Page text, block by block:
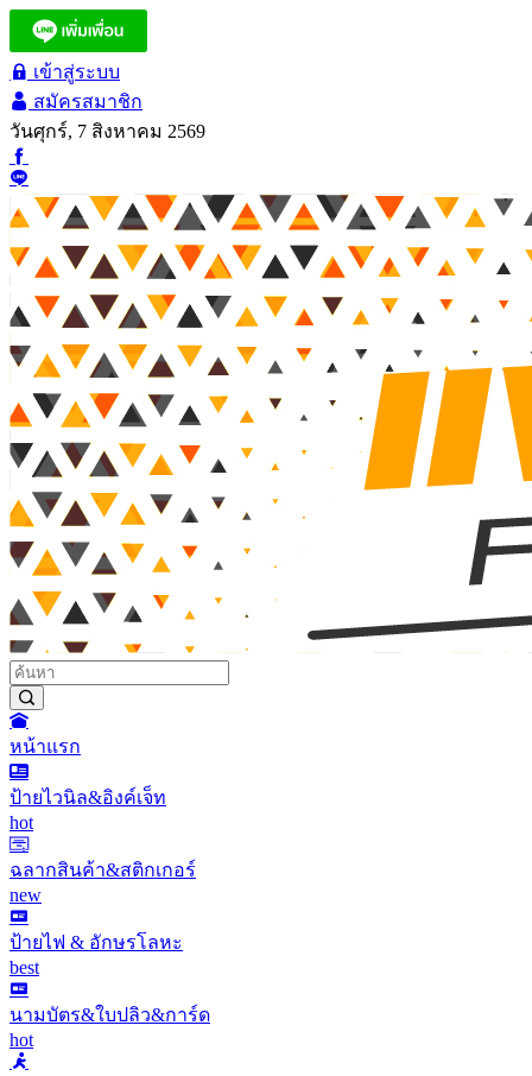
เข้าสู่ระบบ
สมัครสมาชิก
วันศุกร์, 7 สิงหาคม 2569
หน้าแรก
ป้ายไวนิล&อิงค์เจ็ท
hot
ฉลากสินค้า&สติกเกอร์
new
ป้ายไฟ & อักษรโลหะ
best
นามบัตร&ใบปลิว&การ์ด
hot